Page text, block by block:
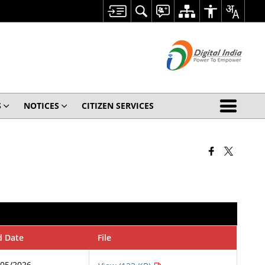
NOTICES CITIZEN SERVICES
Date File